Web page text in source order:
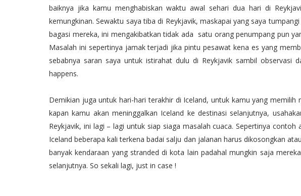
baiknya jika kamu menghabiskan waktu awal sehari dua hari di
kemungkinan. Sewaktu saya tiba di Reykjavik, maskapai yang saya
bagasi mereka, ini mengakibatkan tidak ada satu orang penumpang pun
Masalah ini sepertinya jamak terjadi jika pintu pesawat kena es yang
sebabnya saran saya untuk istirahat dulu di Reykjavik sambil
happens.
Demikian juga untuk hari-hari terakhir di Iceland, untuk kamu yang memilih
kapan kamu akan meninggalkan Iceland ke destinasi selanjutnya,
Reykjavik, ini lagi – lagi untuk siap siaga masalah cuaca. Sepertinya
Iceland beberapa kali terkena badai salju dan jalanan harus dikosongkan
banyak kendaraan yang stranded di kota lain padahal mungkin saja
selanjutnya. So sekali lagi, just in case !